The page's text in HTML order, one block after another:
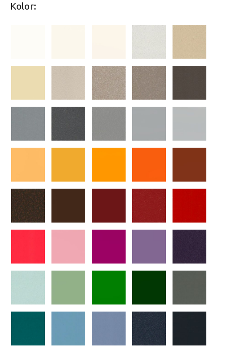
Kolor: